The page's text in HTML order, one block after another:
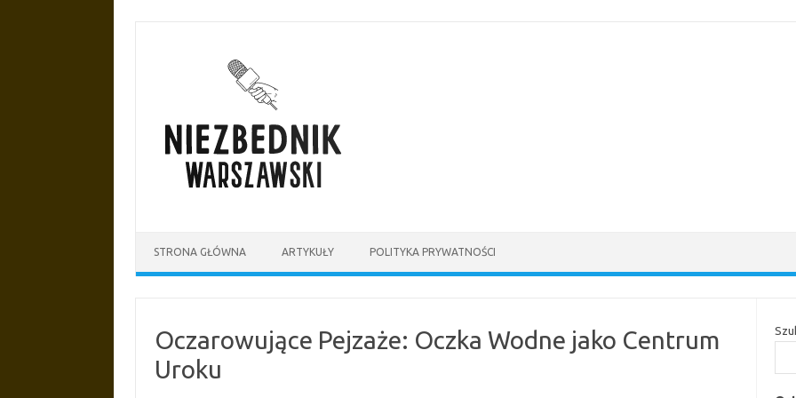
STRONA GŁÓWNA ARTYKUŁY POLITYKA PRYWATNOŚCI
Oczarowujące Pejzaże: Oczka Wodne jako Centrum
Uroku